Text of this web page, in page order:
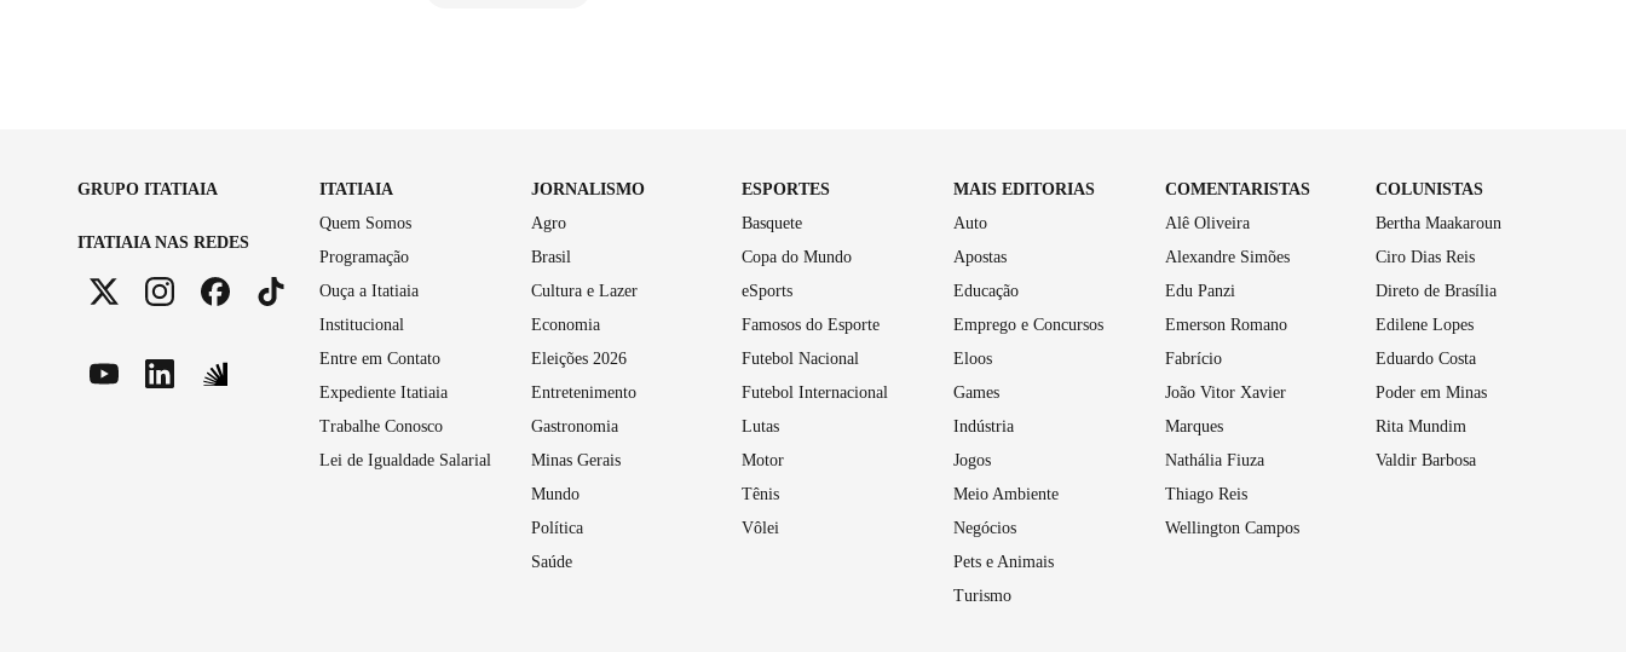
GRUPO ITATIAIA
ITATIAIA NAS REDES
ITATIAIA
Quem Somos
Programação
Ouça a Itatiaia
Institucional
Entre em Contato
Expediente Itatiaia
Trabalhe Conosco
Lei de Igualdade Salarial
JORNALISMO
Agro
Brasil
Cultura e Lazer
Economia
Eleições 2026
Entretenimento
Gastronomia
Minas Gerais
Mundo
Política
Saúde
ESPORTES
Basquete
Copa do Mundo
eSports
Famosos do Esporte
Futebol Nacional
Futebol Internacional
Lutas
Motor
Tênis
Vôlei
MAIS EDITORIAS
Auto
Apostas
Educação
Emprego e Concursos
Eloos
Games
Indústria
Jogos
Meio Ambiente
Negócios
Pets e Animais
Turismo
COMENTARISTAS
Alê Oliveira
Alexandre Simões
Edu Panzi
Emerson Romano
Fabrício
João Vitor Xavier
Marques
Nathália Fiuza
Thiago Reis
Wellington Campos
COLUNISTAS
Bertha Maakaroun
Ciro Dias Reis
Direto de Brasília
Edilene Lopes
Eduardo Costa
Poder em Minas
Rita Mundim
Valdir Barbosa